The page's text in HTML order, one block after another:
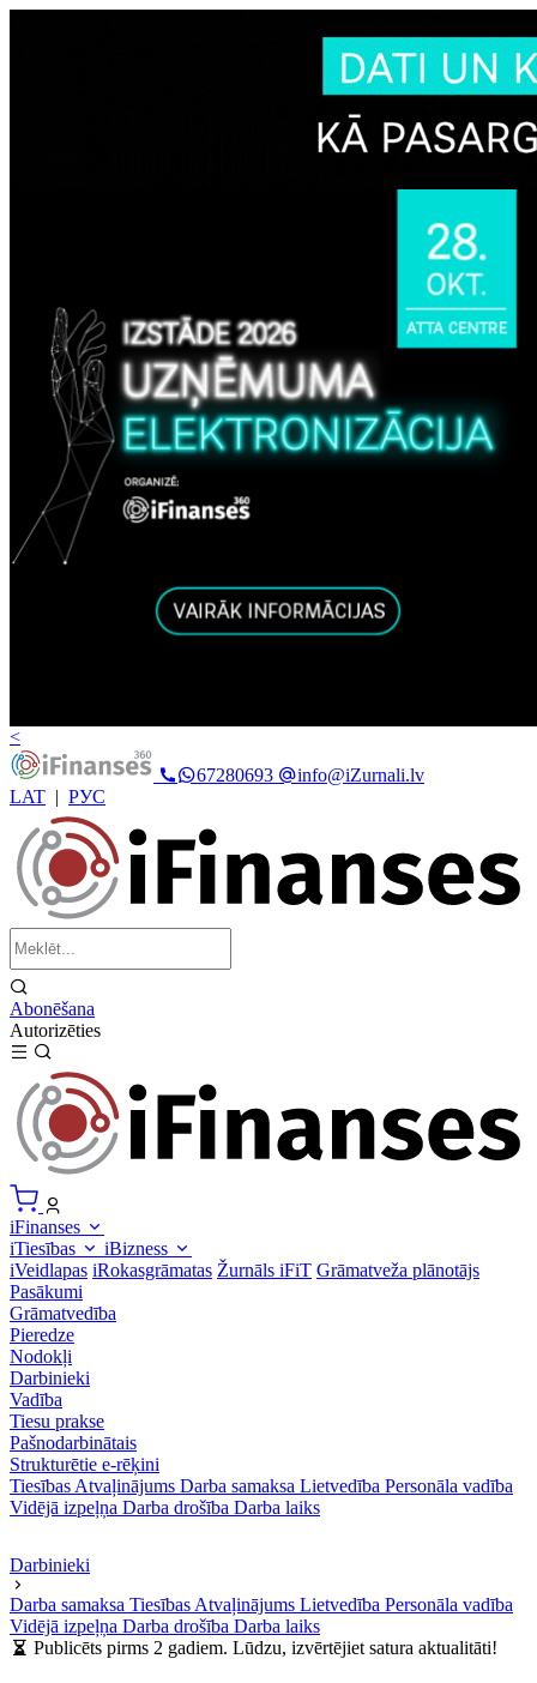
<
67280693
info@iZurnali.lv
LAT | РУС
Abonēšana
Autorizēties
iFinanses
iTiesības
iBizness
iVeidlapas iRokasgrāmatas Žurnāls iFiT Grāmatveža plānotājs
Pasākumi
Grāmatvedība
Pieredze
Nodokļi
Darbinieki
Vadība
Tiesu prakse
Pašnodarbinātais
Strukturētie e-rēķini
Tiesības Atvaļinājums Darba samaksa Lietvedība Personāla vadība
Vidējā izpeļņa Darba drošība Darba laiks
Darbinieki
Darba samaksa Tiesības Atvaļinājums Lietvedība Personāla vadība
Vidējā izpeļņa Darba drošība Darba laiks
Publicēts pirms 2 gadiem. Lūdzu, izvērtējiet satura aktualitāti!